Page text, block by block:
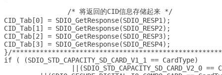
CID_Tab[0] = SDIO_GetResponse(SDIO_RESP1);
CID_Tab[1] = SDIO_GetResponse(SDIO_RESP2);
CID_Tab[2] = SDIO_GetResponse(SDIO_RESP3);
CID_Tab[3] = SDIO_GetResponse(SDIO_RESP4);
}/
if ( (SDIO_STD_CAPACITY_SD_CARD_V1_1 == CardType)